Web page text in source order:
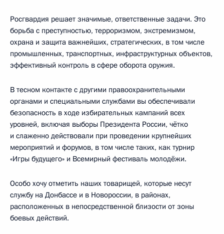
Росгвардия решает значимые, ответственные задачи. Это
борьба с преступностью, терроризмом, экстремизмом,
охрана и защита важнейших, стратегических, в том числе
промышленных, транспортных, инфраструктурных объектов,
эффективный контроль в сфере оборота оружия.
В тесном контакте с другими правоохранительными
органами и специальными службами вы обеспечивали
безопасность в ходе избирательных кампаний всех
уровней, включая выборы Президента России, чётко
и слаженно действовали при проведении крупнейших
мероприятий и форумов, в том числе таких, как турнир
«Игры будущего» и Всемирный фестиваль молодёжи.
Особо хочу отметить наших товарищей, которые несут
службу на Донбассе и в Новороссии, в районах,
расположенных в непосредственной близости от зоны
боевых действий.